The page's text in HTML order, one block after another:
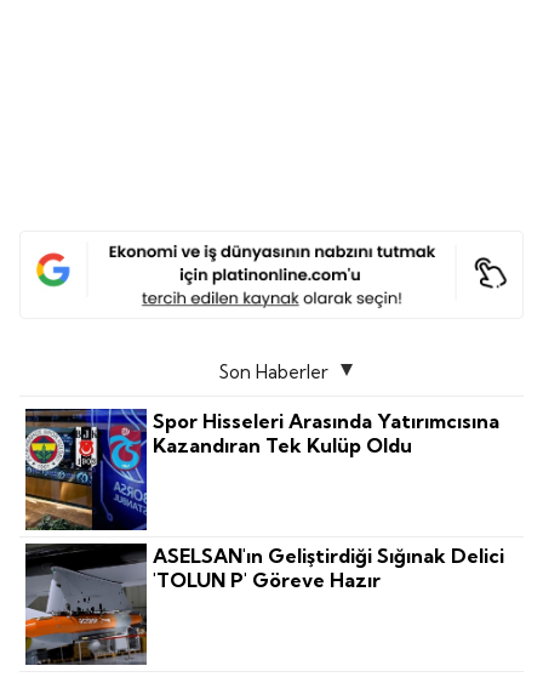
Son Haberler
Spor Hisseleri Arasında Yatırımcısına
Kazandıran Tek Kulüp Oldu
ASELSAN'ın Geliştirdiği Sığınak Delici
'TOLUN P' Göreve Hazır